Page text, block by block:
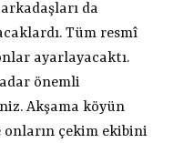
da
Tüm resmî
ayarlayacaktı.
önemli
Akşama köyün
çekim ekibini